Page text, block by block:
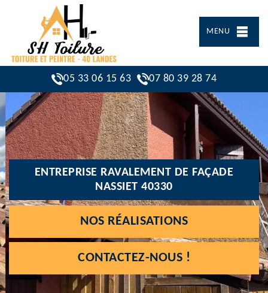
MENU
05 33 06 15 63 07 80 39 28 74
ENTREPRISE RAVALEMENT DE FAÇADE
NASSIET 40330
NOS RÉALISATIONS
CONTACTEZ-NOUS !